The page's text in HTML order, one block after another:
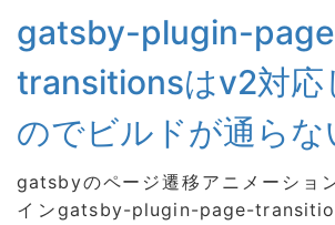
gatsby-plugin-
transitionsはv2対応
のでビルドが通らな
gatsbyのページ遷移アニメーショ
インgatsby-plugin-page-